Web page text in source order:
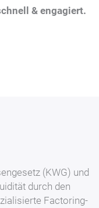
& engagiert.
(KWG) und
durch den
Factoring-